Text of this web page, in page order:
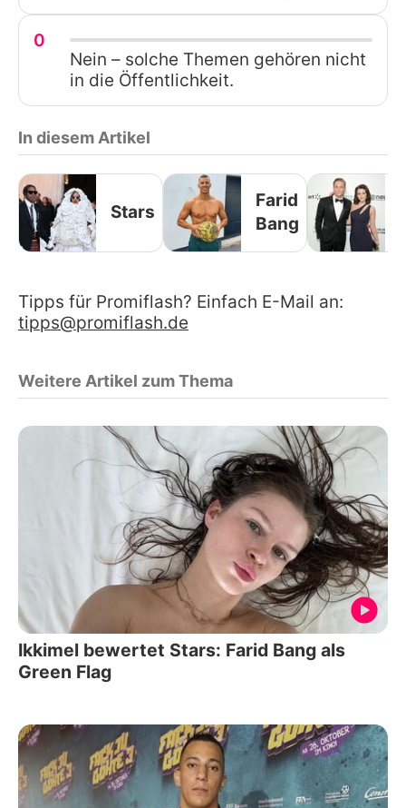
0
Nein – solche Themen gehören nicht
in die Öffentlichkeit.
In diesem Artikel
Stars
Farid
Bang
Tipps für Promiflash? Einfach E-Mail an:
tipps@promiflash.de
Weitere Artikel zum Thema
Ikkimel bewertet Stars: Farid Bang als
Green Flag